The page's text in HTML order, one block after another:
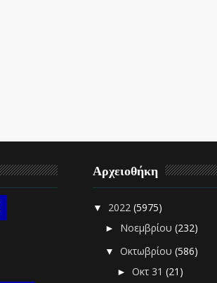
Αρχειοθήκη
▼ 2022 (5975)
► Νοεμβρίου (232)
▼ Οκτωβρίου (586)
► Οκτ 31 (21)